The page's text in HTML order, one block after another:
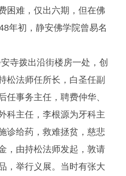
困难，仅出六期，但在佛
年初，静安佛学院曾易名
拨出沿街楼房一处，创
松法师任所长，白圣任副
任事务主任，聘费仲华、
科主任，李根源为牙科主
诊给药，救难拯贫，慈悲
，由持松法师发起，敦请
，举行义展。当时有张大